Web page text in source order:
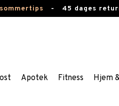
- 45 dages
Apotek Fitness Hjem